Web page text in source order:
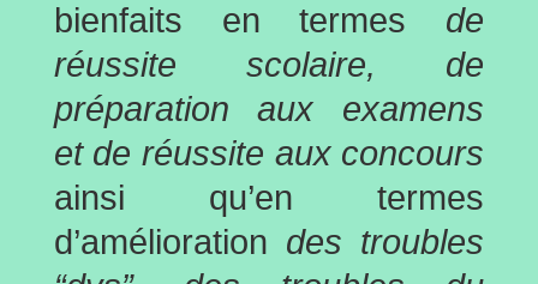
bienfaits en termes de
réussite scolaire, de
préparation aux examens
et de réussite aux concours
ainsi qu’en termes
d’amélioration des troubles